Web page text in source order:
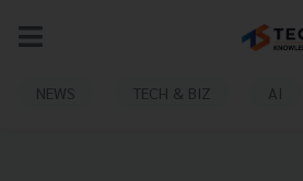
NEWS TECH & BIZ AI